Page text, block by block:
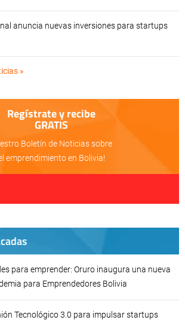
anuncia nuevas inversiones para startups
»
Regístrate y recibe
GRATIS
Boletín de Noticias sobre
emprendimiento en Bolivia!
para emprender: Oruro inaugura una nueva
para Emprendedores Bolivia
Tecnológico 3.0 para impulsar startups